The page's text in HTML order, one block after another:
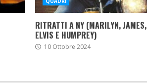
RITRATTI A NY (MARILYN, JAMES,
ELVIS E HUMPREY)
10 Ottobre 2024